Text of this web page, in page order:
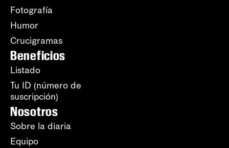
Fotografía
Humor
Crucigramas
Beneficios
Listado
Tu ID (número de
suscripción)
Nosotros
Sobre la diaria
Equipo